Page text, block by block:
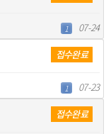
1 07-24
접수완료
1 07-23
접수완료